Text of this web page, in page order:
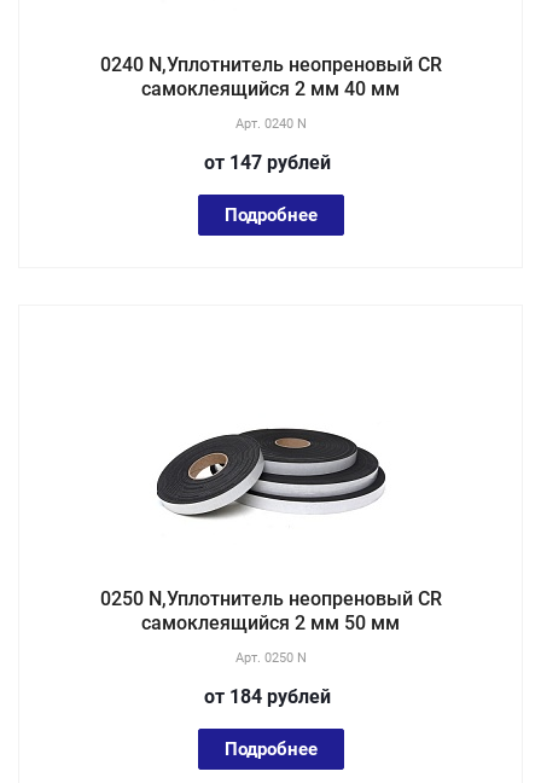
0240 N,Уплотнитель неопреновый CR
самоклеящийся 2 мм 40 мм
Арт. 0240 N
от 147 рублей
Подробнее
0250 N,Уплотнитель неопреновый CR
самоклеящийся 2 мм 50 мм
Арт. 0250 N
от 184 рублей
Подробнее